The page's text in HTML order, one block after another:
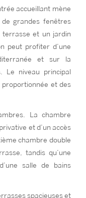
accueillant mène
grandes fenêtres
terrasse et un jardin
peut profiter d’une
et sur la
Le niveau principal
proportionnée et des
La chambre
et d’un accès
chambre double
tandis qu’une
salle de bains
spacieuses et